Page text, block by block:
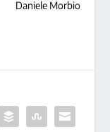
Daniele Morbio